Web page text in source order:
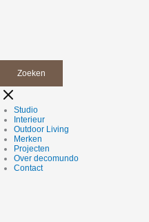
Zoeken
Studio
Interieur
Outdoor Living
Merken
Projecten
Over decomundo
Contact